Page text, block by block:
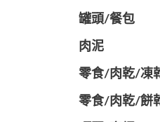
罐頭/餐包
肉泥
零食/肉乾/凍
零食/肉乾/餅